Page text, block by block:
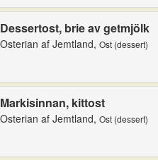
Dessertost, brie av getmjölk
Osterian af Jemtland, Ost (dessert)
Markisinnan, kittost
Osterian af Jemtland, Ost (dessert)